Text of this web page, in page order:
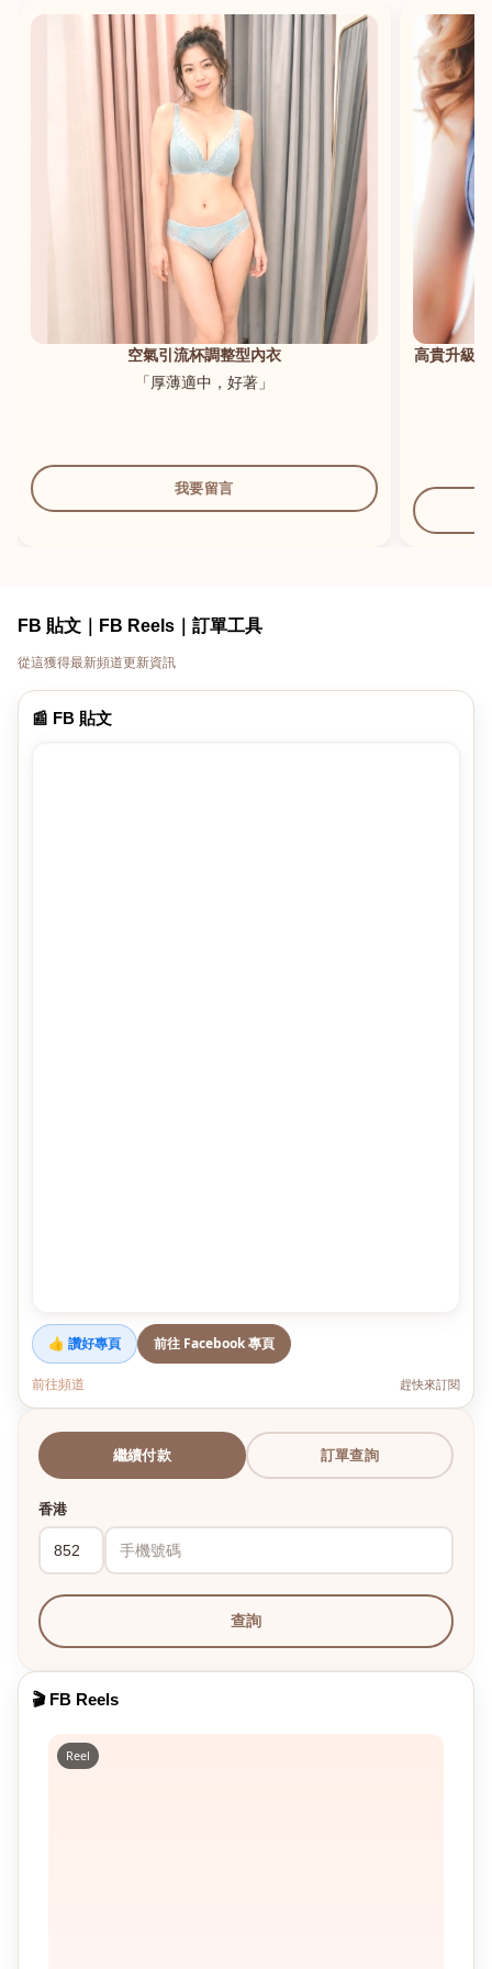
空氣引流杯調整型內衣
「厚薄適中，好著」
我要留言
高貴升級
FB 貼文｜FB Reels｜訂單工具
從這獲得最新頻道更新資訊
📰 FB 貼文
👍 讚好專頁 前往 Facebook 專頁
前往頻道 趕快來訂閱
繼續付款 訂單查詢
香港
查詢
🎬 FB Reels
Reel
港澳中文
English